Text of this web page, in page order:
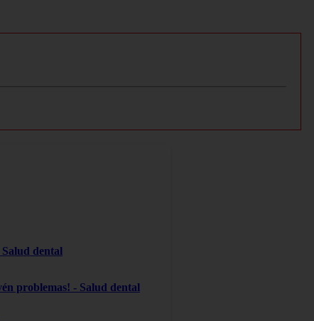
dental
problemas! - Salud dental